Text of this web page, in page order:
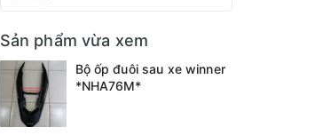
Sản phẩm vừa xem
Bộ ốp đuôi sau xe winner
*NHA76M*